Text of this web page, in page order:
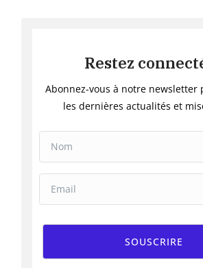
Restez
Abonnez-vous à notre newsletter
les dernières actualités et
SOUSCRIRE